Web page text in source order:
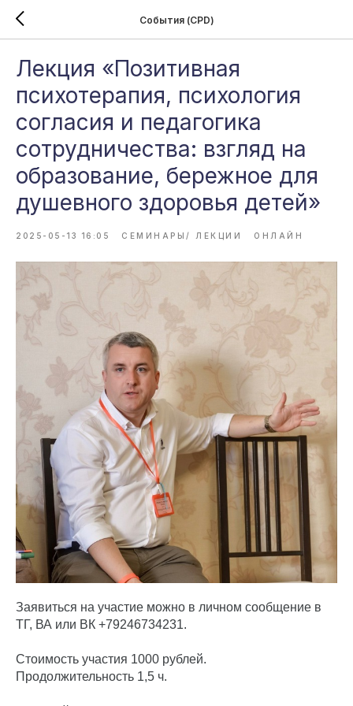
События (CPD)
Лекция «Позитивная
психотерапия, психология
согласия и педагогика
сотрудничества: взгляд на
образование, бережное для
душевного здоровья детей»
2025-05-13 16:05 СЕМИНАРЫ/ ЛЕКЦИИ ОНЛАЙН
Заявиться на участие можно в личном сообщение в
ТГ, ВА или ВК +79246734231.
Стоимость участия 1000 рублей.
Продолжительность 1,5 ч.